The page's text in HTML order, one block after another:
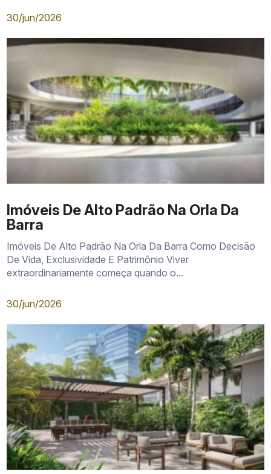
30/jun/2026
Imóveis De Alto Padrão Na Orla Da
Barra
Imóveis De Alto Padrão Na Orla Da Barra Como Decisão
De Vida, Exclusividade E Patrimônio Viver
extraordinariamente começa quando o...
30/jun/2026